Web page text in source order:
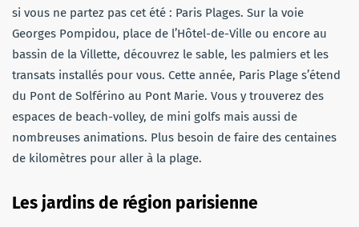
si vous ne partez pas cet été : Paris Plages. Sur la voie
Georges Pompidou, place de l’Hôtel-de-Ville ou encore au
bassin de la Villette, découvrez le sable, les palmiers et les
transats installés pour vous. Cette année, Paris Plage s’étend
du Pont de Solférino au Pont Marie. Vous y trouverez des
espaces de beach-volley, de mini golfs mais aussi de
nombreuses animations. Plus besoin de faire des centaines
de kilomètres pour aller à la plage.
Les jardins de région parisienne